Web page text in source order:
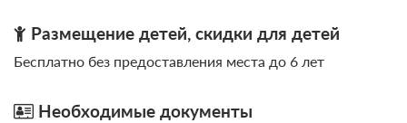
Размещение детей, скидки для детей
Бесплатно без предоставления места до 6 лет
Необходимые документы